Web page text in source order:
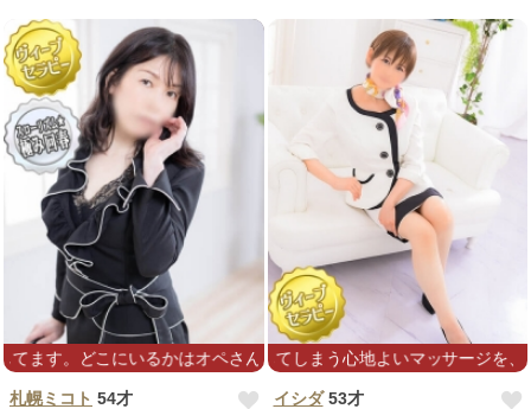
いるかはオペさんに聞くかTwitter見てください
札幌ミコト 54才
どの方が眠りに落ちてしまう心地よいマッサージを、ぜひ体験して
イシダ53才